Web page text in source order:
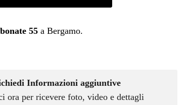
55 a Bergamo.
Informazioni aggiuntive
ora per ricevere foto, video e dettagli